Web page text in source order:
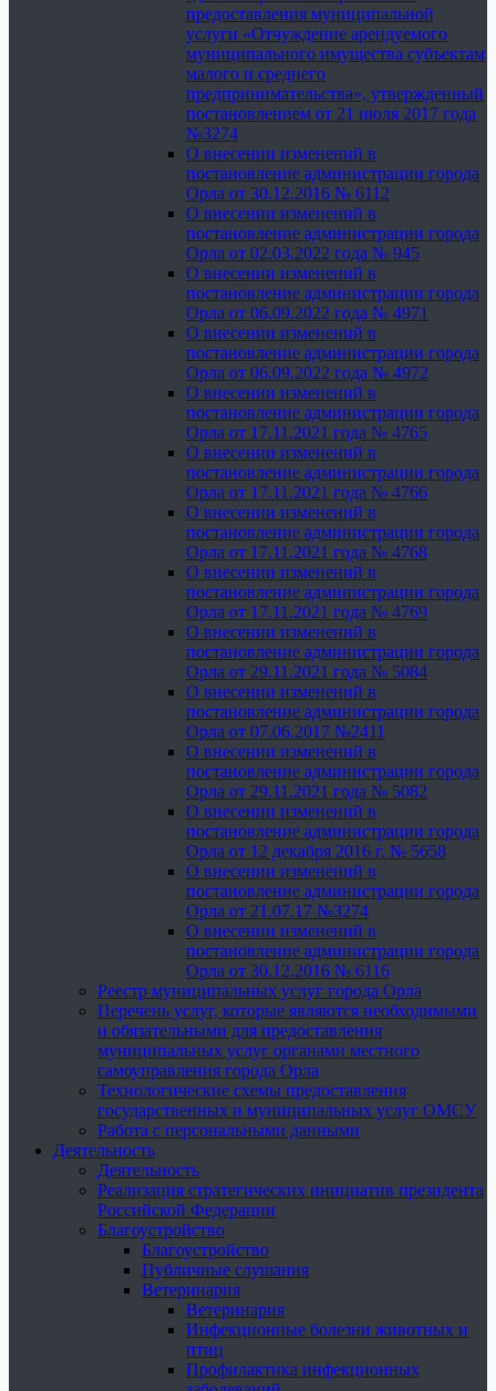
предоставления муниципальной
услуги «Отчуждение арендуемого
муниципального имущества субъектам
малого и среднего
предпринимательства», утвержденный
постановлением от 21 июля 2017 года
№3274
О внесении изменений в
постановление администрации города
Орла от 30.12.2016 № 6112
О внесении изменений в
постановление администрации города
Орла от 02.03.2022 года № 945
О внесении изменений в
постановление администрации города
Орла от 06.09.2022 года № 4971
О внесении изменений в
постановление администрации города
Орла от 06.09.2022 года № 4972
О внесении изменений в
постановление администрации города
Орла от 17.11.2021 года № 4765
О внесении изменений в
постановление администрации города
Орла от 17.11.2021 года № 4766
О внесении изменений в
постановление администрации города
Орла от 17.11.2021 года № 4768
О внесении изменений в
постановление администрации города
Орла от 17.11.2021 года № 4769
О внесении изменений в
постановление администрации города
Орла от 29.11.2021 года № 5084
О внесении изменений в
постановление администрации города
Орла от 07.06.2017 №2411
О внесении изменений в
постановление администрации города
Орла от 29.11.2021 года № 5082
О внесении изменений в
постановление администрации города
Орла от 12 декабря 2016 г. № 5658
О внесении изменений в
постановление администрации города
Орла от 21.07.17 №3274
О внесении изменений в
постановление администрации города
Орла от 30.12.2016 № 6116
Реестр муниципальных услуг города Орла
Перечень услуг, которые являются необходимыми
и обязательными для предоставления
муниципальных услуг органами местного
самоуправления города Орла
Технологические схемы предоставления
государственных и муниципальных услуг ОМСУ
Работа с персональными данными
Деятельность
Деятельность
Реализация стратегических инициатив президента
Российской Федерации
Благоустройство
Благоустройство
Публичные слушания
Ветеринария
Ветеринария
Инфекционные болезни животных и
птиц
Профилактика инфекционных